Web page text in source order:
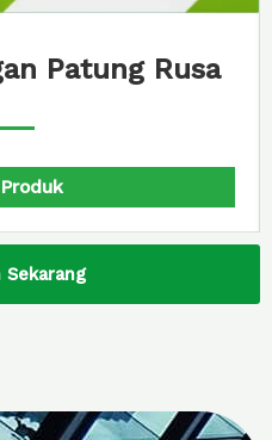
Patung Rusa
Sekarang